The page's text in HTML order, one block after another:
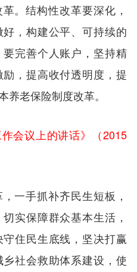
。结构性改革要深化，
，构建公平、可持续的
完善个人账户，坚持精
，提高收付透明度，提
养老保险制度改革。
会议上的讲话》（2015
一手抓补齐民生短板，
实保障群众基本生活，
住民生底线，坚决打赢
社会救助体系建设，使